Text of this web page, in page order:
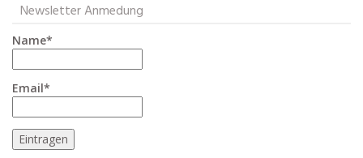
Newsletter Anmedung
Name*
Email*